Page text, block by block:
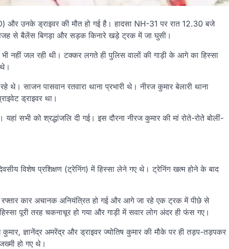
और उनके ड्राइवर की मौत हो गई है। हादसा NH-31 पर रात 12.30 बजे
वजह से बैलेंस बिगड़ा और सड़क किनारे खड़े ट्रक में जा घुसी।
नहीं जल रही थी। टक्कर लगते ही पुलिस वालों की गाड़ी के आगे का हिस्सा
साजन पासवान रतवारा थाना प्रभारी थे। नीरज कुमार बेलारी थाना
ड्राइवर था।
सभी को श्रद्धांजलि दी गई। इस दौरना नीरज कुमार की मां रोते-रोते बोलीं-
विशेष प्रशिक्षण (ट्रेनिंग) में हिस्सा लेने गए थे। ट्रेनिंग खत्म होने के बाद
कार अचानक अनियंत्रित हो गई और आगे जा रहे एक ट्रक में पीछे से
पूरी तरह चकनाचूर हो गया और गाड़ी में सवार लोग अंदर ही फंस गए।
ज्ञानेंद्र अमरेंद्र और ड्राइवर ज्योतिष कुमार की मौके पर ही तड़प-तड़पकर
हो गए थे।